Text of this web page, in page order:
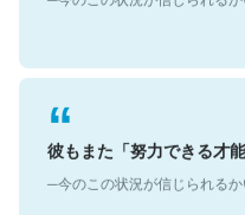
彼もまた「努力できる才
─今のこの状況が信じられる